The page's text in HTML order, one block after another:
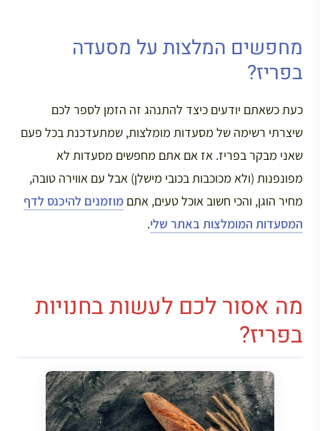
מחפשים המלצות על מסעדה
בפריז?
כעת כשאתם יודעים כיצד להתנהג זה הזמן לספר לכם
שיצרתי רשימה של מסעדות מומלצות, שמתעדכנת בכל פעם
שאני מבקר בפריז. אז אם אתם מחפשים מסעדות לא
מפונפנות (ולא מכוכבות בכובי מישלן) אבל עם אווירה טובה,
מחיר הוגן, והכי חשוב אוכל טעים, אתם מוזמנים להיכנס לדף
המסעדות המומלצות באתר שלי.
מה אסור לכם לעשות בחנויות
בפריז?